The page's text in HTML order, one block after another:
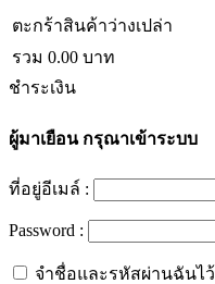
ตะกร้าสินค้าว่างเปล่า
รวม 0.00 บาท
ชำระเงิน
ผู้มาเยือนกรุณาเข้าระบบ
ที่อยู่อีเมล์ :
Password :
จำชื่อและรหัสผ่านฉันไว้